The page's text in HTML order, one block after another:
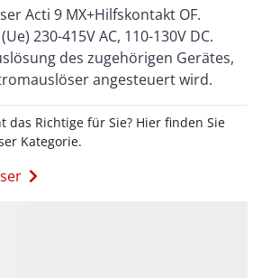
Acti 9 MX+Hilfskontakt OF.
230-415V AC, 110-130V DC.
des zugehörigen Gerätes,
angesteuert wird.
das Richtige für Sie? Hier finden Sie
Kategorie.